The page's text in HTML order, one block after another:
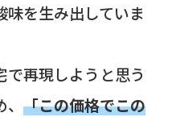
を生み出していま
で再現しようと思う
「この価格でこの